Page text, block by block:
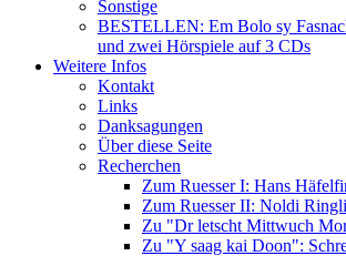
Sonstige
BESTELLEN: Em Bolo sy
und zwei Hörspiele auf 3 CDs
Weitere Infos
Kontakt
Links
Danksagungen
Über diese Seite
Recherchen
Zum Ruesser I: Hans
Zum Ruesser II: Noldi Ringli
Zu "Dr letscht Mittwuch
Zu "Y saag kai Doon":